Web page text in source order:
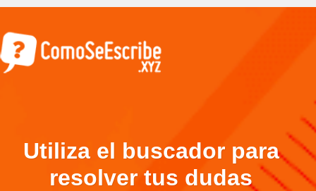
Utiliza el buscador para
resolver tus dudas